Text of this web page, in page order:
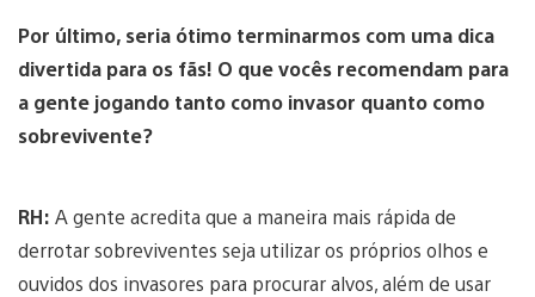
Por último, seria ótimo terminarmos com uma dica
divertida para os fãs! O que vocês recomendam para
a gente jogando tanto como invasor quanto como
sobrevivente?
RH: A gente acredita que a maneira mais rápida de
derrotar sobreviventes seja utilizar os próprios olhos e
ouvidos dos invasores para procurar alvos, além de usar